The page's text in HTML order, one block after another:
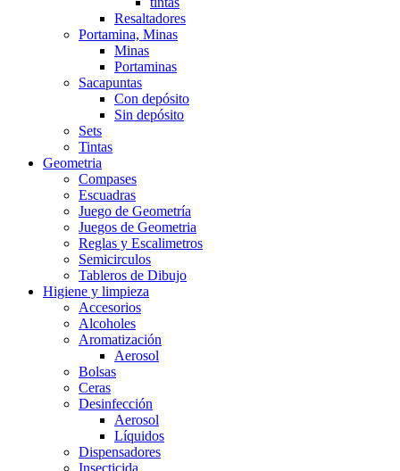
Resaltadores
Portamina, Minas
Minas
Portaminas
Sacapuntas
Con depósito
Sin depósito
Sets
Tintas
Geometria
Compases
Escuadras
Juego de Geometría
Juegos de Geometria
Reglas y Escalimetros
Semicirculos
Tableros de Dibujo
Higiene y limpieza
Accesorios
Alcoholes
Aromatización
Aerosol
Bolsas
Ceras
Desinfección
Aerosol
Líquidos
Dispensadores
Insecticida